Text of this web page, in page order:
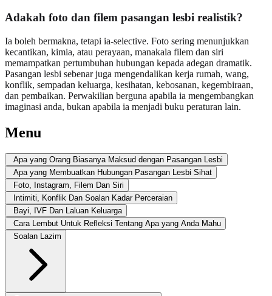
Adakah foto dan filem pasangan lesbi realistik?
Ia boleh bermakna, tetapi ia-selective. Foto sering menunjukkan
kecantikan, kimia, atau perayaan, manakala filem dan siri
memampatkan pertumbuhan hubungan kepada adegan dramatik.
Pasangan lesbi sebenar juga mengendalikan kerja rumah, wang,
konflik, sempadan keluarga, kesihatan, kebosanan, kegembiraan,
dan pembaikan. Perwakilian berguna apabila ia mengembangkan
imaginasi anda, bukan apabila ia menjadi buku peraturan lain.
Menu
Apa yang Orang Biasanya Maksud dengan Pasangan Lesbi
Apa yang Membuatkan Hubungan Pasangan Lesbi Sihat
Foto, Instagram, Filem Dan Siri
Intimiti, Konflik Dan Soalan Kadar Perceraian
Bayi, IVF Dan Laluan Keluarga
Cara Lembut Untuk Refleksi Tentang Apa yang Anda Mahu
Soalan Lazim